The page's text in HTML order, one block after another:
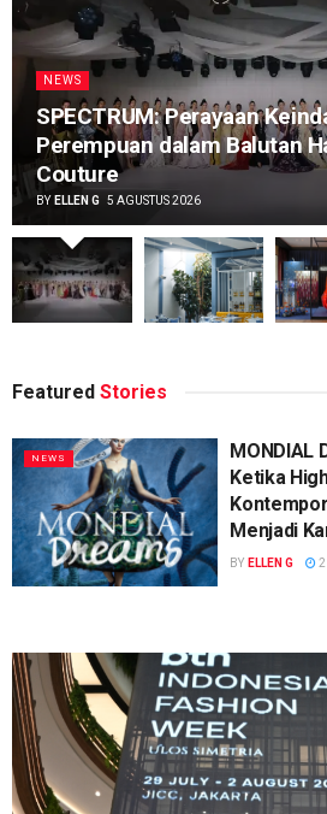
NEWS
SPECTRUM: Perayaan
Perempuan dalam Balutan
Couture
BY ELLEN G 5 AGUSTUS 2026
Featured Stories
NEWS
MONDIAL
Ketika
Menjadi
BY ELLEN G 2